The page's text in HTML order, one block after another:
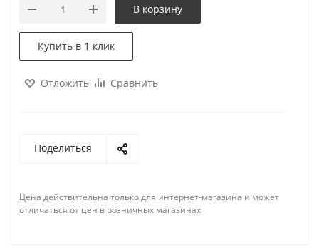
В корзину
Купить в 1 клик
Отложить Сравнить
Поделиться
Цена действительна только для интернет-магазина и может
отличаться от цен в розничных магазинах